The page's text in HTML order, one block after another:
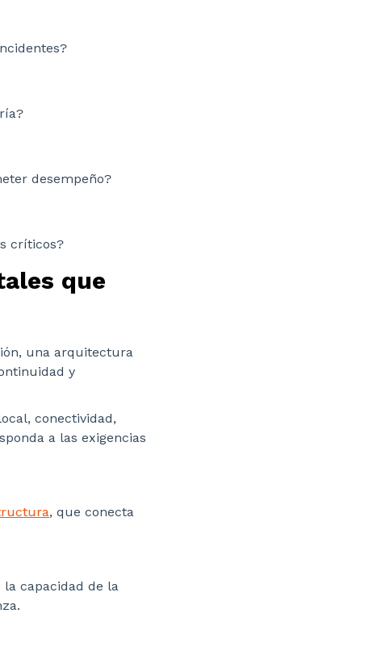
desempeño?
críticos?
que
una arquitectura
y
conectividad,
a las exigencias
, que conecta
capacidad de la